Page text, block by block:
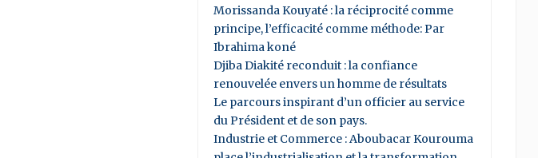
Morissanda Kouyaté : la réciprocité comme
principe, l’efficacité comme méthode: Par
Ibrahima koné
Djiba Diakité reconduit : la confiance
renouvelée envers un homme de résultats
Le parcours inspirant d’un officier au service
du Président et de son pays.
Industrie et Commerce : Aboubacar Kourouma